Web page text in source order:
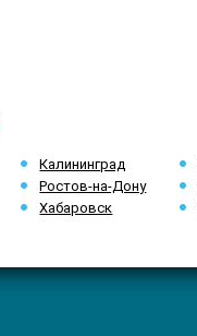
Калининград
Ростов-на-Дону
Хабаровск